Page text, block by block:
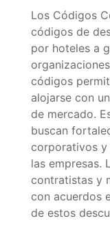
Los Códigos
códigos de
por hoteles a
códigos
alojarse con
de mercado.
buscan
corporativos y
las empresas.
contratistas y
con acuerdos
de estos